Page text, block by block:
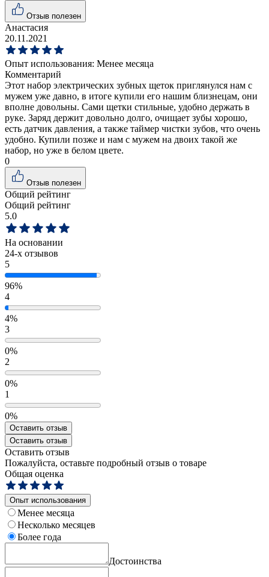
Отзыв полезен
Анастасия
20.11.2021
Опыт использования: Менее месяца
Комментарий
Этот набор электрических зубных щеток приглянулся нам с
мужем уже давно, в итоге купили его нашим близнецам, они
вполне довольны. Сами щетки стильные, удобно держать в
руке. Заряд держит довольно долго, очищает зубы хорошо,
есть датчик давления, а также таймер чистки зубов, что очень
удобно. Купили позже и нам с мужем на двоих такой же
набор, но уже в белом цвете.
0
Отзыв полезен
Общий рейтинг
Общий рейтинг
5.0
На основании
24-х отзывов
5
96%
4
4%
3
0%
2
0%
1
0%
Оставить отзыв
Оставить отзыв
Оставить отзыв
Пожалуйста, оставьте подробный отзыв о товаре
Общая оценка
Опыт использования
Менее месяца
Несколько месяцев
Более года
Достоинства